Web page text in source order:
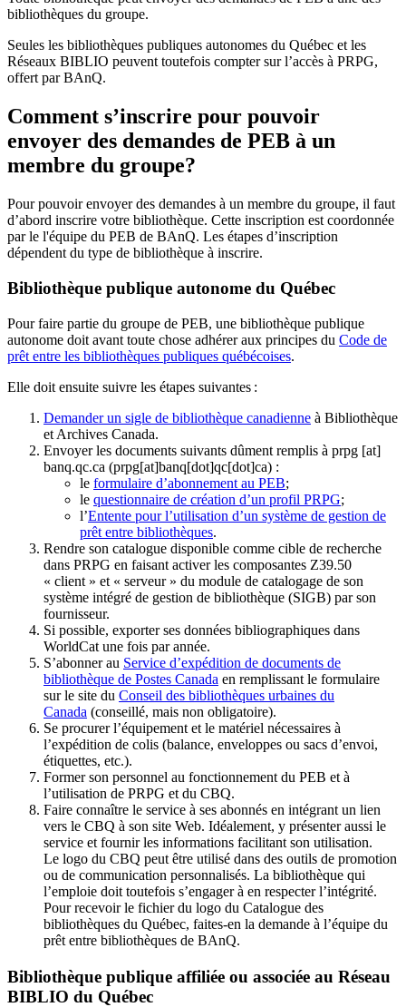
bibliothèques du groupe.
Seules les bibliothèques publiques autonomes du Québec et les
Réseaux BIBLIO peuvent toutefois compter sur l’accès à PRPG,
offert par BAnQ.
Comment s’inscrire pour pouvoir
envoyer des demandes de PEB à un
membre du groupe?
Pour pouvoir envoyer des demandes à un membre du groupe, il faut
d’abord inscrire votre bibliothèque. Cette inscription est coordonnée
par le l'équipe du PEB de BAnQ. Les étapes d’inscription
dépendent du type de bibliothèque à inscrire.
Bibliothèque publique autonome du Québec
Pour faire partie du groupe de PEB, une bibliothèque publique
autonome doit avant toute chose adhérer aux principes du Code de
prêt entre les bibliothèques publiques québécoises.
Elle doit ensuite suivre les étapes suivantes :
Demander un sigle de bibliothèque canadienne à Bibliothèque
et Archives Canada.
Envoyer les documents suivants dûment remplis à prpg [at]
banq.qc.ca (prpg[at]banq[dot]qc[dot]ca) :
le formulaire d’abonnement au PEB;
le questionnaire de création d’un profil PRPG;
l’Entente pour l’utilisation d’un système de gestion de
prêt entre bibliothèques.
Rendre son catalogue disponible comme cible de recherche
dans PRPG en faisant activer les composantes Z39.50
« client » et « serveur » du module de catalogage de son
système intégré de gestion de bibliothèque (SIGB) par son
fournisseur.
Si possible, exporter ses données bibliographiques dans
WorldCat une fois par année.
S’abonner au Service d’expédition de documents de
bibliothèque de Postes Canada en remplissant le formulaire
sur le site du Conseil des bibliothèques urbaines du
Canada (conseillé, mais non obligatoire).
Se procurer l’équipement et le matériel nécessaires à
l’expédition de colis (balance, enveloppes ou sacs d’envoi,
étiquettes, etc.).
Former son personnel au fonctionnement du PEB et à
l’utilisation de PRPG et du CBQ.
Faire connaître le service à ses abonnés en intégrant un lien
vers le CBQ à son site Web. Idéalement, y présenter aussi le
service et fournir les informations facilitant son utilisation.
Le logo du CBQ peut être utilisé dans des outils de promotion
ou de communication personnalisés. La bibliothèque qui
l’emploie doit toutefois s’engager à en respecter l’intégrité.
Pour recevoir le fichier du logo du Catalogue des
bibliothèques du Québec, faites-en la demande à l’équipe du
prêt entre bibliothèques de BAnQ.
Bibliothèque publique affiliée ou associée au Réseau
BIBLIO du Québec